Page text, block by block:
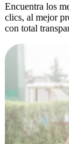
Encuentra los
clics, al mejor
con total